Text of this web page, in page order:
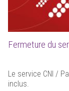
Fermeture du
Le service CNI /
inclus.